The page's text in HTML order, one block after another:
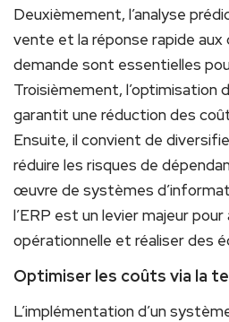
Deuxièmement, l’analyse
vente et la réponse rapide aux
demande sont essentielles
Troisièmement, l’optimisation
garantit une réduction des
Ensuite, il convient de
réduire les risques de
œuvre de systèmes
l’ERP est un levier majeur
opérationnelle et réaliser des
Optimiser les coûts via la
L’implémentation d’un